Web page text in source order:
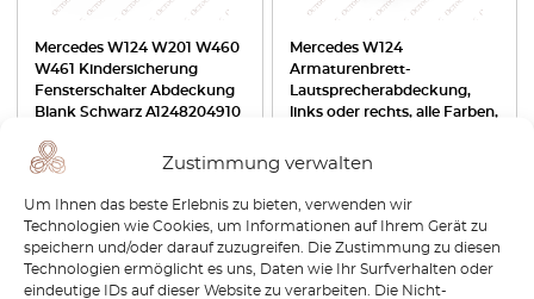
Zustimmung verwalten
Um Ihnen das beste Erlebnis zu bieten, verwenden wir
Technologien wie Cookies, um Informationen auf Ihrem Gerät zu
speichern und/oder darauf zuzugreifen. Die Zustimmung zu diesen
Technologien ermöglicht es uns, Daten wie Ihr Surfverhalten oder
eindeutige IDs auf dieser Website zu verarbeiten. Die Nicht-
Mercedes W124 W201 W460
W461 Kindersicherung
Fensterschalter Abdeckung
Blank Schwarz A1248204910
€ 34,80 €29,58
Produkt anzeigen
Mercedes W124
Armaturenbrett-
Lautsprecherabdeckung,
links oder rechts, alle Farben,
/ A1246802039 +
€ 72,00 € 61,20
Produkt anzeigen